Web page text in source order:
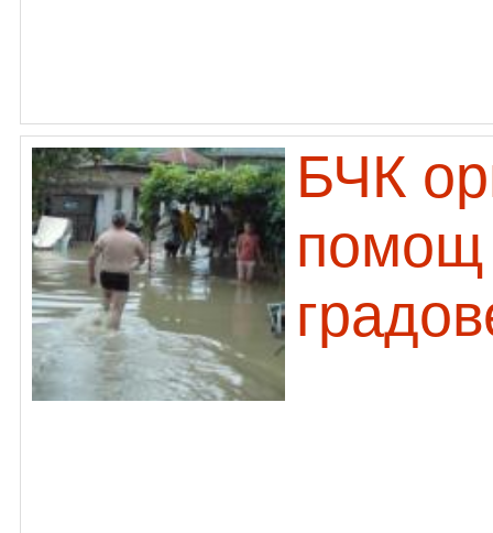
БЧК
помощ